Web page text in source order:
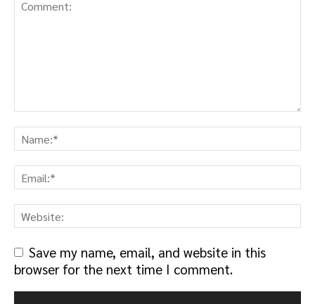
Save my name, email, and website in this
browser for the next time I comment.